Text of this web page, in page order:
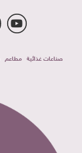
صناعات غذائية مطاعم